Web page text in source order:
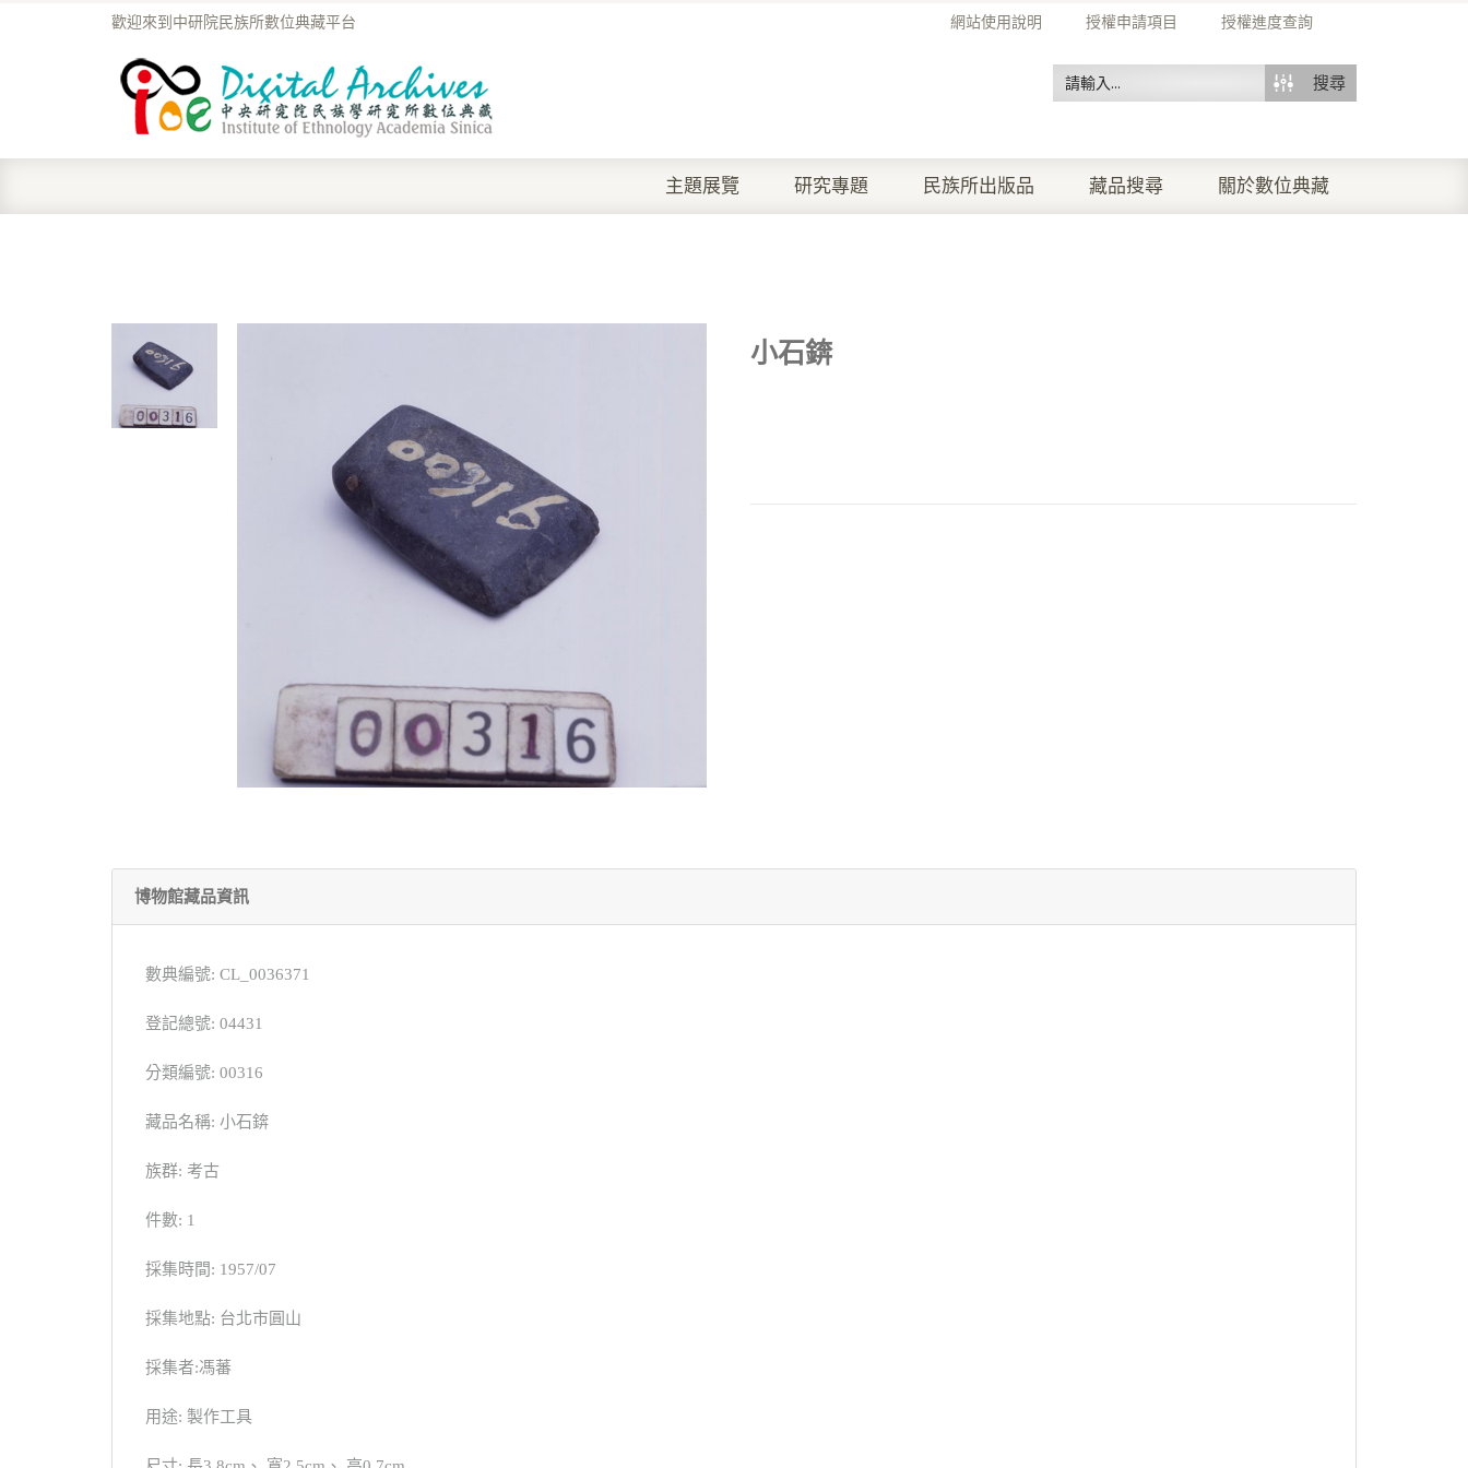
網站使用說明 授權申請項目 授權進度查詢
歡迎來到中研院民族所數位典藏平台
搜尋
主題展覽 研究專題 民族所出版品 藏品搜尋 關於數位典藏
小石錛
博物館藏品資訊
數典編號: CL_0036371
登記總號: 04431
分類編號: 00316
藏品名稱: 小石錛
族群: 考古
件數: 1
採集時間: 1957/07
採集地點: 台北市圓山
採集者:馮蕃
用途: 製作工具